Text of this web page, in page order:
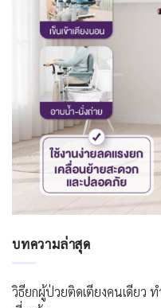
บทความล่าสุด
วิธียกผู้ป่วยติดเตียงคนเดียว